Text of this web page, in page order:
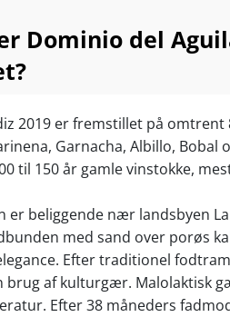
Dominio del
2019 er fremstillet på
Garnacha, Albillo,
til 150 år gamle vinstokke,
er beliggende nær landsbyen
med sand over porøs
Efter traditionel
brug af kulturgær. Malolaktisk
Efter 38 måneders